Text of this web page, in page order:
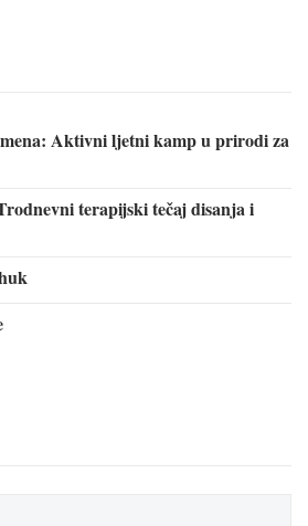
Aktivni ljetni kamp u prirodi za
terapijski tečaj disanja i